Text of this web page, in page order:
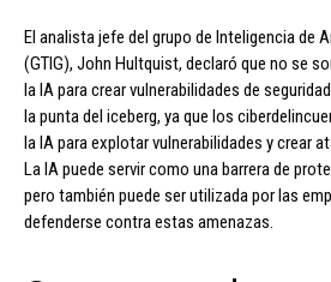
El analista jefe del grupo de Inteligencia de
(GTIG), John Hultquist, declaró que no se
la IA para crear vulnerabilidades de
la punta del iceberg, ya que los
la IA para explotar vulnerabilidades y crear
La IA puede servir como una barrera de
pero también puede ser utilizada por las
defenderse contra estas amenazas.